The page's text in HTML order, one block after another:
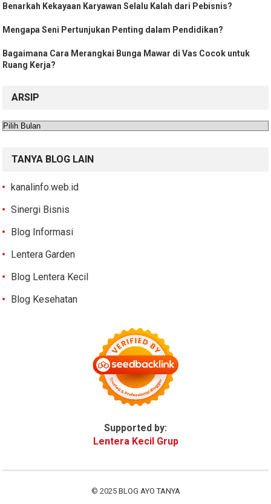
Benarkah Kekayaan Karyawan Selalu Kalah dari Pebisnis?
Mengapa Seni Pertunjukan Penting dalam Pendidikan?
Bagaimana Cara Merangkai Bunga Mawar di Vas Cocok untuk
Ruang Kerja?
ARSIP
Arsip
TANYA BLOG LAIN
kanalinfo.web.id
Sinergi Bisnis
Blog Informasi
Lentera Garden
Blog Lentera Kecil
Blog Kesehatan
Supported by:
Lentera Kecil Grup
© 2025 BLOG AYO TANYA